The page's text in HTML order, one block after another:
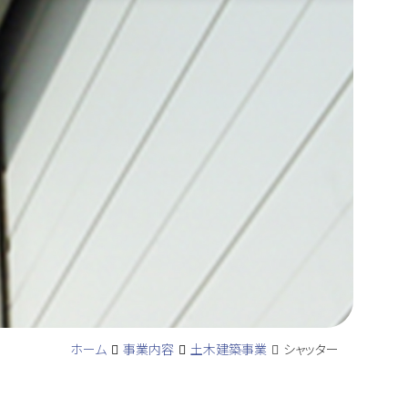
ホーム 事業内容 土木建築事業 シャッター